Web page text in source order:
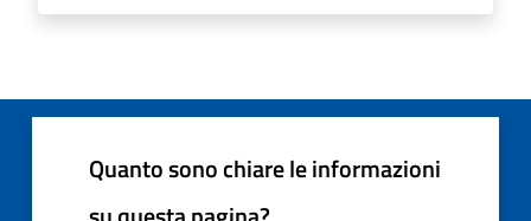
Quanto sono chiare le informazioni